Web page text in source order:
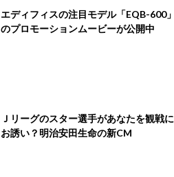
エディフィスの注目モデル「EQB-600」
のプロモーションムービーが公開中
Ｊリーグのスター選手があなたを観戦に
お誘い？明治安田生命の新CM